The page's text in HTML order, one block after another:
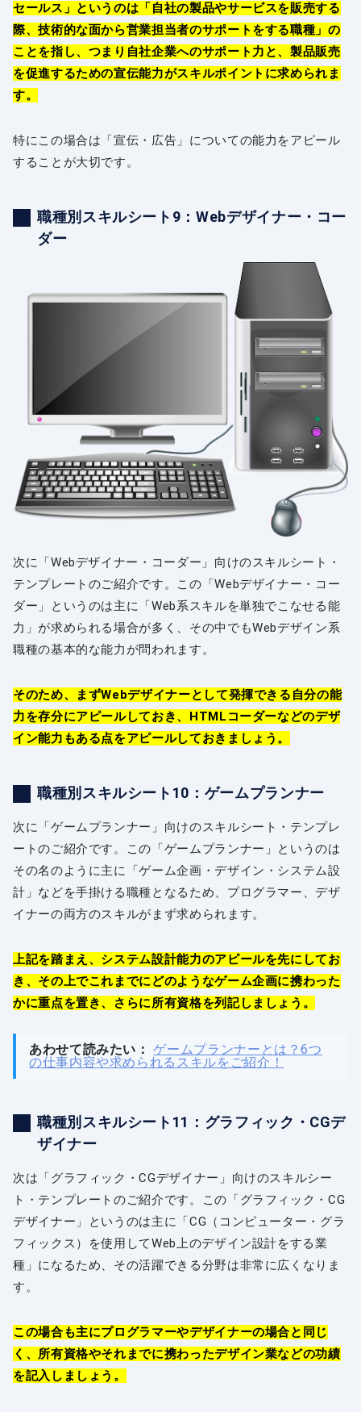
セールス」というのは「自社の製品やサービスを販売する
際、技術的な面から営業担当者のサポートをする職種」の
ことを指し、つまり自社企業へのサポート力と、製品販売
を促進するための宣伝能力がスキルポイントに求められま
す。
特にこの場合は「宣伝・広告」についての能力をアピール
することが大切です。
職種別スキルシート9：Webデザイナー・コー
ダー
次に「Webデザイナー・コーダー」向けのスキルシート・
テンプレートのご紹介です。この「Webデザイナー・コー
ダー」というのは主に「Web系スキルを単独でこなせる能
力」が求められる場合が多く、その中でもWebデザイン系
職種の基本的な能力が問われます。
そのため、まずWebデザイナーとして発揮できる自分の能
力を存分にアピールしておき、HTMLコーダーなどのデザ
イン能力もある点をアピールしておきましょう。
職種別スキルシート10：ゲームプランナー
次に「ゲームプランナー」向けのスキルシート・テンプレ
ートのご紹介です。この「ゲームプランナー」というのは
その名のように主に「ゲーム企画・デザイン・システム設
計」などを手掛ける職種となるため、プログラマー、デザ
イナーの両方のスキルがまず求められます。
上記を踏まえ、システム設計能力のアピールを先にしてお
き、その上でこれまでにどのようなゲーム企画に携わった
かに重点を置き、さらに所有資格を列記しましょう。
あわせて読みたい：
ゲームプランナーとは？6つ
の仕事内容や求められるスキルをご紹介！
職種別スキルシート11：グラフィック・CGデ
ザイナー
次は「グラフィック・CGデザイナー」向けのスキルシー
ト・テンプレートのご紹介です。この「グラフィック・CG
デザイナー」というのは主に「CG（コンピューター・グラ
フィックス）を使用してWeb上のデザイン設計をする業
種」になるため、その活躍できる分野は非常に広くなりま
す。
この場合も主にプログラマーやデザイナーの場合と同じ
く、所有資格やそれまでに携わったデザイン業などの功績
を記入しましょう。